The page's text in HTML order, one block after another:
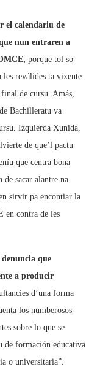
el calendariu de
nun entraren a
porque tol so
reválides ta vixente
final de cursu. Amás,
Bachilleratu va
Izquierda Xunida,
de que’l pactu
que centra bona
de sacar alantre na
sirvir pa encontiar la
en contra de les
que
a producir
d’una forma
los numberosos
sobre lo que se
de formación educativa
o universitaria”.